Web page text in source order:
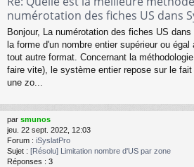
numérotation des fiches US dans
Bonjour, La numérotation des fiches US
la forme d'un nombre entier supérieur ou
tout autre format. Concernant la
faire vite), le système entier repose sur le
une zo...
par smunos
jeu. 22 sept. 2022, 12:03
Forum : iSyslatPro
Sujet : [Résolu] Limitation nombre d'US par zone
Réponses : 3